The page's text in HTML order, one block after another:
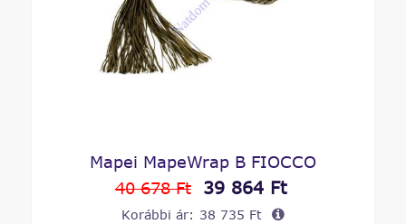
Mapei MapeWrap B FIOCCO
40 678 Ft
39 864 Ft
Korábbi ár: 38 735 Ft